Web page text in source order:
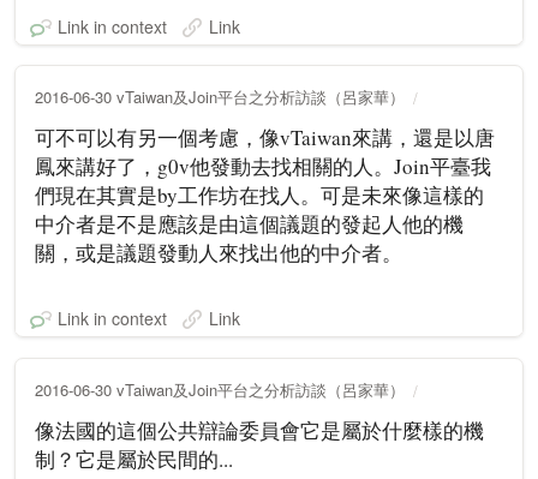
Link in context Link
2016-06-30 vTaiwan及Join平台之分析訪談（呂家華）
可不可以有另一個考慮，像vTaiwan來講，還是以唐
鳳來講好了，g0v他發動去找相關的人。Join平臺我
們現在其實是by工作坊在找人。可是未來像這樣的
中介者是不是應該是由這個議題的發起人他的機
關，或是議題發動人來找出他的中介者。
Link in context Link
2016-06-30 vTaiwan及Join平台之分析訪談（呂家華）
像法國的這個公共辯論委員會它是屬於什麼樣的機
制？它是屬於民間的...